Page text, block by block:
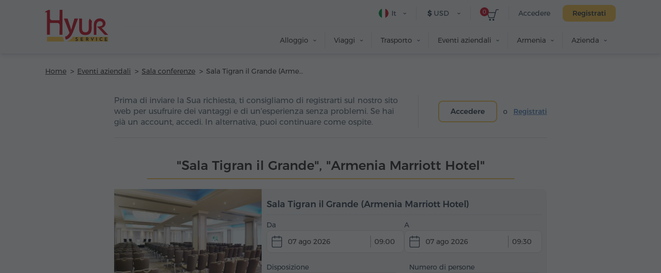
Accedere Registrati
0
$ USD
It
Alloggio Viaggi Trasporto Eventi aziendali Armenia Azienda
Home Eventi aziendali Sala conferenze Sala Tigran il Grande (Armenia Marriott Hotel)
Prima di inviare la Sua richiesta, ti consigliamo di registrarti sul nostro sito
web per usufruire dei vantaggi e di un'esperienza senza problemi. Se hai
già un account, accedi. In alternativa, puoi continuare come ospite.
Accedere o Registrati
"Sala Tigran il Grande", "Armenia Marriott Hotel"
Sala Tigran il Grande (Armenia Marriott Hotel)
Da
07 ago 2026
09:00
A
07 ago 2026
09:30
Disposizione
Numero di persone